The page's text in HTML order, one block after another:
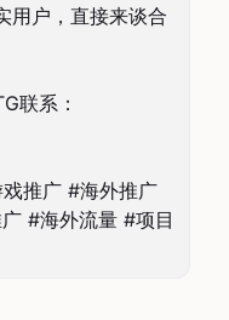
用户，直接来谈合
联系：
推广 #海外推广
#海外流量 #项目